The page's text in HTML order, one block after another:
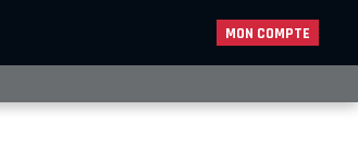
MON COMPTE